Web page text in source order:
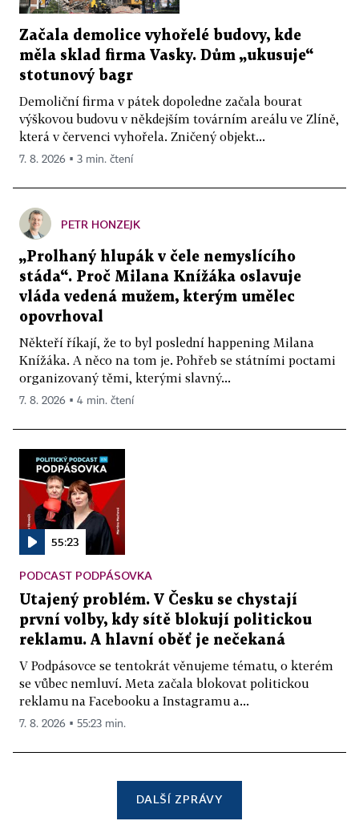
Začala demolice vyhořelé budovy, kde
měla sklad firma Vasky. Dům „ukusuje“
stotunový bagr
Demoliční firma v pátek dopoledne začala bourat
výškovou budovu v někdejším továrním areálu ve Zlíně,
která v červenci vyhořela. Zničený objekt...
7. 8. 2026 ▪ 3 min. čtení
PETR HONZEJK
„Prolhaný hlupák v čele nemyslícího
stáda“. Proč Milana Knížáka oslavuje
vláda vedená mužem, kterým umělec
opovrhoval
Někteří říkají, že to byl poslední happening Milana
Knížáka. A něco na tom je. Pohřeb se státními poctami
organizovaný těmi, kterými slavný...
7. 8. 2026 ▪ 4 min. čtení
55:23
PODCAST PODPÁSOVKA
Utajený problém. V Česku se chystají
první volby, kdy sítě blokují politickou
reklamu. A hlavní oběť je nečekaná
V Podpásovce se tentokrát věnujeme tématu, o kterém
se vůbec nemluví. Meta začala blokovat politickou
reklamu na Facebooku a Instagramu a...
7. 8. 2026 ▪ 55:23 min.
DALŠÍ ZPRÁVY